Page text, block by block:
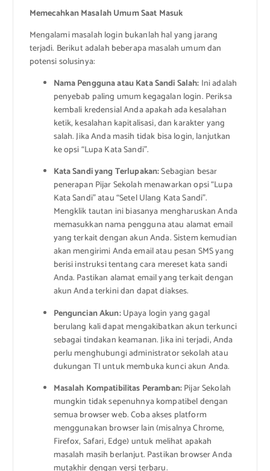
Memecahkan Masalah Umum Saat Masuk
Mengalami masalah login bukanlah hal yang jarang
terjadi. Berikut adalah beberapa masalah umum dan
potensi solusinya:
Nama Pengguna atau Kata Sandi Salah: Ini adalah
penyebab paling umum kegagalan login. Periksa
kembali kredensial Anda apakah ada kesalahan
ketik, kesalahan kapitalisasi, dan karakter yang
salah. Jika Anda masih tidak bisa login, lanjutkan
ke opsi “Lupa Kata Sandi”.
Kata Sandi yang Terlupakan:Sebagian besar
penerapan Pijar Sekolah menawarkan opsi “Lupa
Kata Sandi” atau “Setel Ulang Kata Sandi”.
Mengklik tautan ini biasanya mengharuskan Anda
memasukkan nama pengguna atau alamat email
yang terkait dengan akun Anda. Sistem kemudian
akan mengirimi Anda email atau pesan SMS yang
berisi instruksi tentang cara mereset kata sandi
Anda. Pastikan alamat email yang terkait dengan
akun Anda terkini dan dapat diakses.
Penguncian Akun:Upaya login yang gagal
berulang kali dapat mengakibatkan akun terkunci
sebagai tindakan keamanan. Jika ini terjadi, Anda
perlu menghubungi administrator sekolah atau
dukungan TI untuk membuka kunci akun Anda.
Masalah Kompatibilitas Peramban:Pijar Sekolah
mungkin tidak sepenuhnya kompatibel dengan
semua browser web. Coba akses platform
menggunakan browser lain (misalnya Chrome,
Firefox, Safari, Edge) untuk melihat apakah
masalah masih berlanjut. Pastikan browser Anda
mutakhir dengan versi terbaru.